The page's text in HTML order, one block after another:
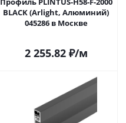
BLACK (Arlight, Алюминий)
045286 в Москве
2 255.82₽/м